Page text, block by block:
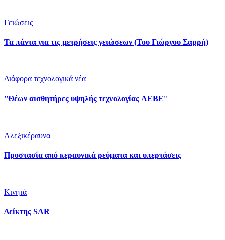
Γειώσεις
Τα πάντα για τις μετρήσεις γειώσεων (Του Γιώργου Σαρρή)
Διάφορα τεχνολογικά νέα
''Θέων αισθητήρες υψηλής τεχνολογίας AEBE''
Αλεξικέραυνα
Προστασία από κεραυνικά ρεύματα και υπερτάσεις
Κινητά
Δείκτης SAR